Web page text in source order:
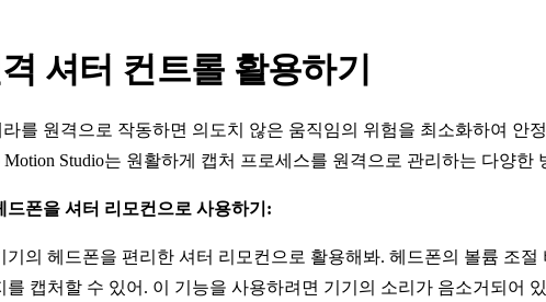
셔터 컨트롤 활용하기
라를 원격으로 작동하면 의도치 않은 움직임의 위험을 최소화하여 안
Motion Studio는 원활하게 캡처 프로세스를 원격으로 관리하는 다양한
드폰을 셔터 리모컨으로 사용하기:
기의 헤드폰을 편리한 셔터 리모컨으로 활용해봐. 헤드폰의 볼륨 조절
를 캡처할 수 있어. 이 기능을 사용하려면 기기의 소리가 음소거되어